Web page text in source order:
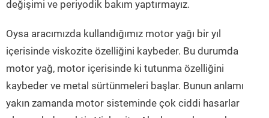
değişimi ve periyodik bakım yaptırmayız.
Oysa aracımızda kullandığımız motor yağı bir yıl
içerisinde viskozite özelliğini kaybeder. Bu durumda
motor yağ, motor içerisinde ki tutunma özelliğini
kaybeder ve metal sürtünmeleri başlar. Bunun anlamı
yakın zamanda motor sisteminde çok ciddi hasarlar